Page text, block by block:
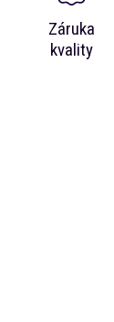
Záruka
kvality